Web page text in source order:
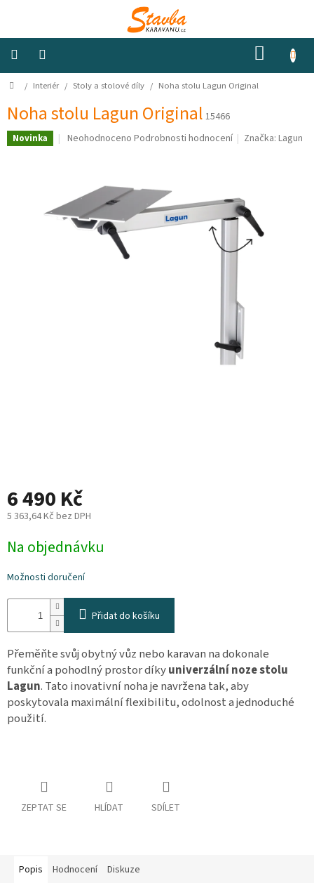
KOŠÍK
Izolace
odhlučnění
Konstrukční
ventilátory
Dárkové
Kontakty
O
Podmínky
ochrany
údajů
Obchodní
podmínky
Vrácení
zboží
program
Karavánek
Domů
/ Interiér / Stoly a stolové díly / Noha stolu Lagun Original
Noha stolu Lagun Original 15466
Novinka
Průměrné
z
5
hvězdiček.
Neohodnoceno Podrobnosti hodnocení Značka:Lagun
6 490 Kč
5 363,64 Kč bez DPH
cena:
Na objednávku
Možnosti doručení
Přidat do košíku
Přeměňte svůj obytný vůz nebo karavan na dokonale
funkční a pohodlný prostor díkyuniverzální noze stolu
Lagun. Tato inovativní noha je navržena tak, aby
poskytovala maximální flexibilitu, odolnost a jednoduché
použití.
ZEPTAT SE HLÍDAT SDÍLET
Popis Hodnocení Diskuze